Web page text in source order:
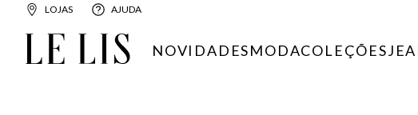
LOJAS AJUDA
NOVIDADESMODACOLEÇÕES